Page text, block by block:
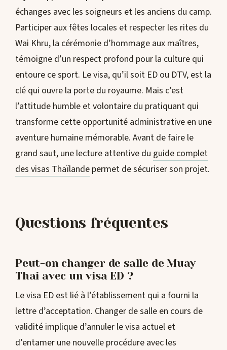
échanges avec les soigneurs et les anciens du camp.
Participer aux fêtes locales et respecter les rites du
Wai Khru, la cérémonie d’hommage aux maîtres,
témoigne d’un respect profond pour la culture qui
entoure ce sport. Le visa, qu’il soit ED ou DTV, est la
clé qui ouvre la porte du royaume. Mais c’est
l’attitude humble et volontaire du pratiquant qui
transforme cette opportunité administrative en une
aventure humaine mémorable. Avant de faire le
grand saut, une lecture attentive du guide complet
des visas Thaïlande permet de sécuriser son projet.
Questions fréquentes
Peut-on changer de salle de Muay
Thai avec un visa ED ?
Le visa ED est lié à l’établissement qui a fourni la
lettre d’acceptation. Changer de salle en cours de
validité implique d’annuler le visa actuel et
d’entamer une nouvelle procédure avec les